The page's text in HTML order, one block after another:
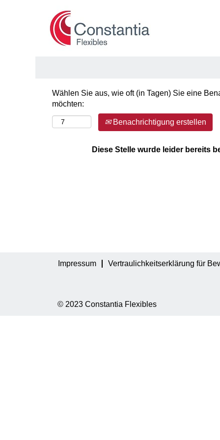
Wählen Sie aus, wie oft (in Tagen) Sie eine
möchten:
Benachrichtigung erstellen
Diese Stelle wurde leider bereits
Impressum Vertraulichkeitserklärung für
© 2023 Constantia Flexibles